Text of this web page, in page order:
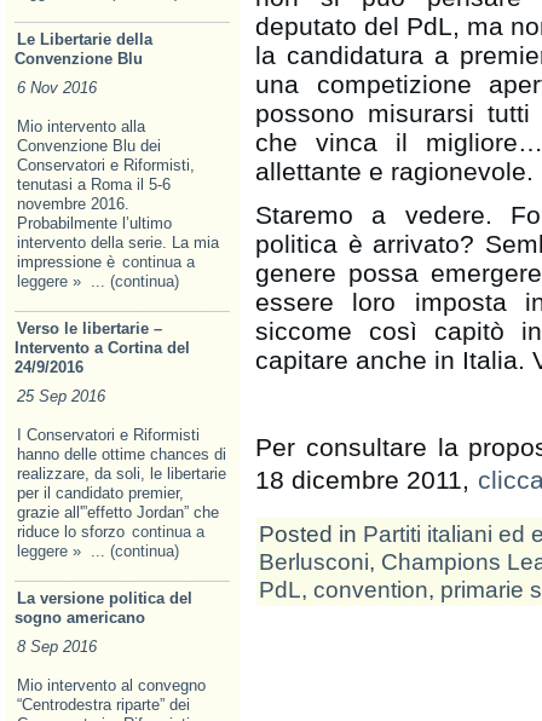
Le Libertarie della
Convenzione Blu
6 Nov 2016
Mio intervento alla
Convenzione Blu dei
Conservatori e Riformisti,
tenutasi a Roma il 5-6
novembre 2016.
Probabilmente l’ultimo
intervento della serie. La mia
impressione è continua a
leggere » ... (continua)
Verso le libertarie –
Intervento a Cortina del
24/9/2016
25 Sep 2016
I Conservatori e Riformisti
hanno delle ottime chances di
realizzare, da soli, le libertarie
per il candidato premier,
grazie all'”effetto Jordan” che
riduce lo sforzo continua a
leggere » ... (continua)
La versione politica del
sogno americano
8 Sep 2016
Mio intervento al convegno
“Centrodestra riparte” dei
deputato del PdL, ma
la candidatura a
una competizione
possono misurarsi
che vinca il
allettante e ragionevole.
Staremo a vedere.
politica è arrivato?
genere possa
essere loro imposta
siccome così capitò
capitare anche in Italia.
Per consultare la
18 dicembre 2011,
Posted in Partiti italiani ed
Berlusconi, Champions
PdL, convention, primarie